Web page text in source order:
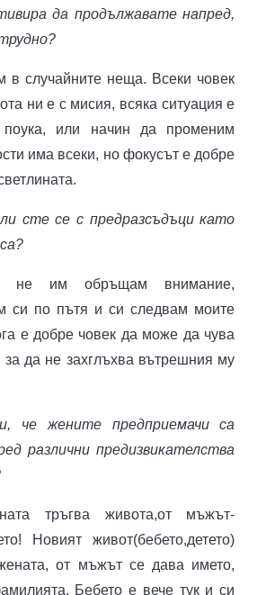
да продължавате напред,
в случайните неща. Всеки човек
ни е с мисия, всяка ситуация е
поука, или начин да променим
има всеки, но фокусът е добре
сте се с предразсъдъци като
им обръщам внимание,
си по пътя и си следвам моите
е добре човек да може да чува
за да не захглъхвa вътрешния му
че жените предприемачи са
различни предизвикателства
тръгва живота,от мъжът-
Новият живот(бебето,детето)
от мъжът се дава името,
Бебето е вече тук и си